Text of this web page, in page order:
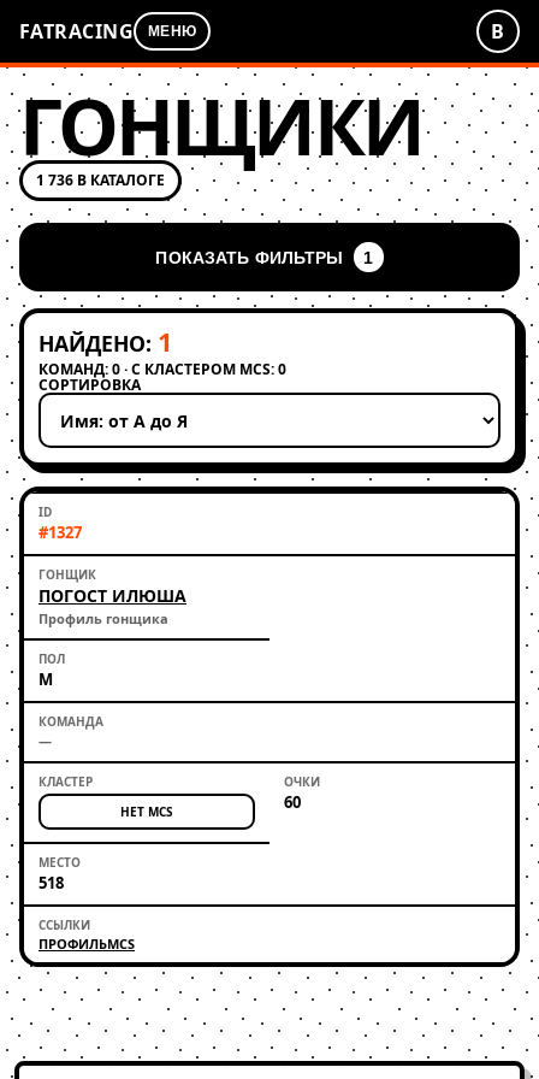
FATRACING МЕНЮ В
ГОНЩИКИ
1 736 В КАТАЛОГЕ
ПОКАЗАТЬ ФИЛЬТРЫ 1
НАЙДЕНО: 1
КОМАНД: 0 · С КЛАСТЕРОМ MCS: 0
СОРТИРОВКА
Применить сортировку
#1327
ПОГОСТ ИЛЮША
Профиль гонщика
М
—
НЕТ MCS 60
518
ПРОФИЛЬMCS